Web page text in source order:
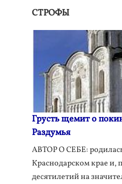
СТРОФЫ
Грусть щемит о
Раздумья
АВТОР О СЕБЕ:
Краснодарском крае и,
десятилетий на